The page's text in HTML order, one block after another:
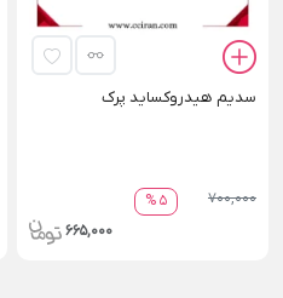
سدیم هیدروکساید پرک
5 %
700,000
665,000